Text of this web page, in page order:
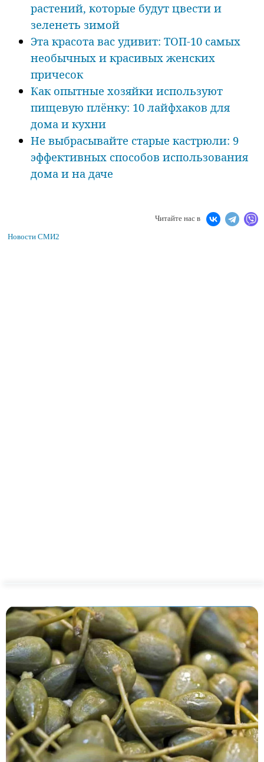
растений, которые будут цвести и
зеленеть зимой
Эта красота вас удивит: ТОП-10 самых
необычных и красивых женских
причесок
Как опытные хозяйки используют
пищевую плёнку: 10 лайфхаков для
дома и кухни
Не выбрасывайте старые кастрюли: 9
эффективных способов использования
дома и на даче
Читайте нас в
Новости СМИ2